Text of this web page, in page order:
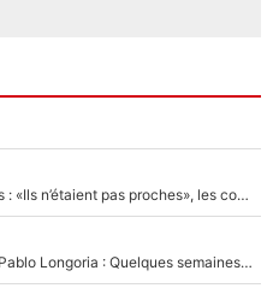
Zinédine Zidane et Didier Deschamps : «Ils n’étaient pas proches», les confidences d’un membre de l’équipe de France 1998 sur leur relation spéciale
Medhi Benatia s'est «senti trahi» par Pablo Longoria : Quelques semaines après son départ, l'ancien directeur de football de l'OM règle ses comptes